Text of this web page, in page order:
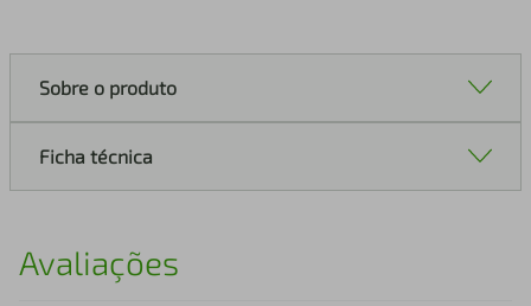
Sobre o produto
Ficha técnica
Avaliações